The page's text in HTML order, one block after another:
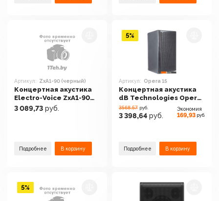
Артикул: ZxA1-90 (черный)
Концертная акустика
Electro-Voice ZxA1-90
(черный)
3 089,73 руб.
Подробнее В корзину
Артикул: Opera 15
Концертная акустика
dB Technologies Opera
15
3568.57 руб.
3 398,64 руб.
Экономия
169,93 руб.
Подробнее В корзину
5%
5%